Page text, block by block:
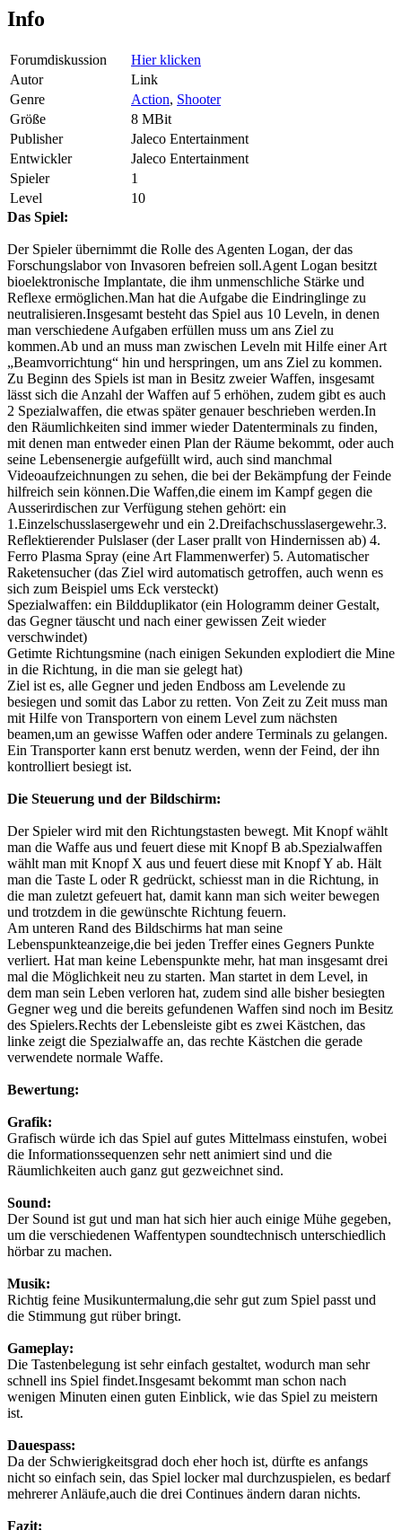
Info
Forumdiskussion
Hier klicken
Autor
Link
Genre
Action, Shooter
Größe
8 MBit
Publisher
Jaleco Entertainment
Entwickler
Jaleco Entertainment
Spieler
1
Level
10
Das Spiel:
Der Spieler übernimmt die Rolle des Agenten Logan, der das
Forschungslabor von Invasoren befreien soll.Agent Logan besitzt
bioelektronische Implantate, die ihm unmenschliche Stärke und
Reflexe ermöglichen.Man hat die Aufgabe die Eindringlinge zu
neutralisieren.Insgesamt besteht das Spiel aus 10 Leveln, in denen
man verschiedene Aufgaben erfüllen muss um ans Ziel zu
kommen.Ab und an muss man zwischen Leveln mit Hilfe einer Art
„Beamvorrichtung“ hin und herspringen, um ans Ziel zu kommen.
Zu Beginn des Spiels ist man in Besitz zweier Waffen, insgesamt
lässt sich die Anzahl der Waffen auf 5 erhöhen, zudem gibt es auch
2 Spezialwaffen, die etwas später genauer beschrieben werden.In
den Räumlichkeiten sind immer wieder Datenterminals zu finden,
mit denen man entweder einen Plan der Räume bekommt, oder auch
seine Lebensenergie aufgefüllt wird, auch sind manchmal
Videoaufzeichnungen zu sehen, die bei der Bekämpfung der Feinde
hilfreich sein können.Die Waffen,die einem im Kampf gegen die
Ausserirdischen zur Verfügung stehen gehört: ein
1.Einzelschusslasergewehr und ein 2.Dreifachschusslasergewehr.3.
Reflektierender Pulslaser (der Laser prallt von Hindernissen ab) 4.
Ferro Plasma Spray (eine Art Flammenwerfer) 5. Automatischer
Raketensucher (das Ziel wird automatisch getroffen, auch wenn es
sich zum Beispiel ums Eck versteckt)
Spezialwaffen: ein Bildduplikator (ein Hologramm deiner Gestalt,
das Gegner täuscht und nach einer gewissen Zeit wieder
verschwindet)
Getimte Richtungsmine (nach einigen Sekunden explodiert die Mine
in die Richtung, in die man sie gelegt hat)
Ziel ist es, alle Gegner und jeden Endboss am Levelende zu
besiegen und somit das Labor zu retten. Von Zeit zu Zeit muss man
mit Hilfe von Transportern von einem Level zum nächsten
beamen,um an gewisse Waffen oder andere Terminals zu gelangen.
Ein Transporter kann erst benutz werden, wenn der Feind, der ihn
kontrolliert besiegt ist.
Die Steuerung und der Bildschirm:
Der Spieler wird mit den Richtungstasten bewegt. Mit Knopf wählt
man die Waffe aus und feuert diese mit Knopf B ab.Spezialwaffen
wählt man mit Knopf X aus und feuert diese mit Knopf Y ab. Hält
man die Taste L oder R gedrückt, schiesst man in die Richtung, in
die man zuletzt gefeuert hat, damit kann man sich weiter bewegen
und trotzdem in die gewünschte Richtung feuern.
Am unteren Rand des Bildschirms hat man seine
Lebenspunkteanzeige,die bei jeden Treffer eines Gegners Punkte
verliert. Hat man keine Lebenspunkte mehr, hat man insgesamt drei
mal die Möglichkeit neu zu starten. Man startet in dem Level, in
dem man sein Leben verloren hat, zudem sind alle bisher besiegten
Gegner weg und die bereits gefundenen Waffen sind noch im Besitz
des Spielers.Rechts der Lebensleiste gibt es zwei Kästchen, das
linke zeigt die Spezialwaffe an, das rechte Kästchen die gerade
verwendete normale Waffe.
Bewertung:
Grafik:
Grafisch würde ich das Spiel auf gutes Mittelmass einstufen, wobei
die Informationssequenzen sehr nett animiert sind und die
Räumlichkeiten auch ganz gut gezweichnet sind.
Sound:
Der Sound ist gut und man hat sich hier auch einige Mühe gegeben,
um die verschiedenen Waffentypen soundtechnisch unterschiedlich
hörbar zu machen.
Musik:
Richtig feine Musikuntermalung,die sehr gut zum Spiel passt und
die Stimmung gut rüber bringt.
Gameplay:
Die Tastenbelegung ist sehr einfach gestaltet, wodurch man sehr
schnell ins Spiel findet.Insgesamt bekommt man schon nach
wenigen Minuten einen guten Einblick, wie das Spiel zu meistern
ist.
Dauespass:
Da der Schwierigkeitsgrad doch eher hoch ist, dürfte es anfangs
nicht so einfach sein, das Spiel locker mal durchzuspielen, es bedarf
mehrerer Anläufe,auch die drei Continues ändern daran nichts.
Fazit: